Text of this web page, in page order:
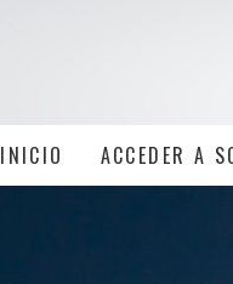
INICIO ACCEDER A